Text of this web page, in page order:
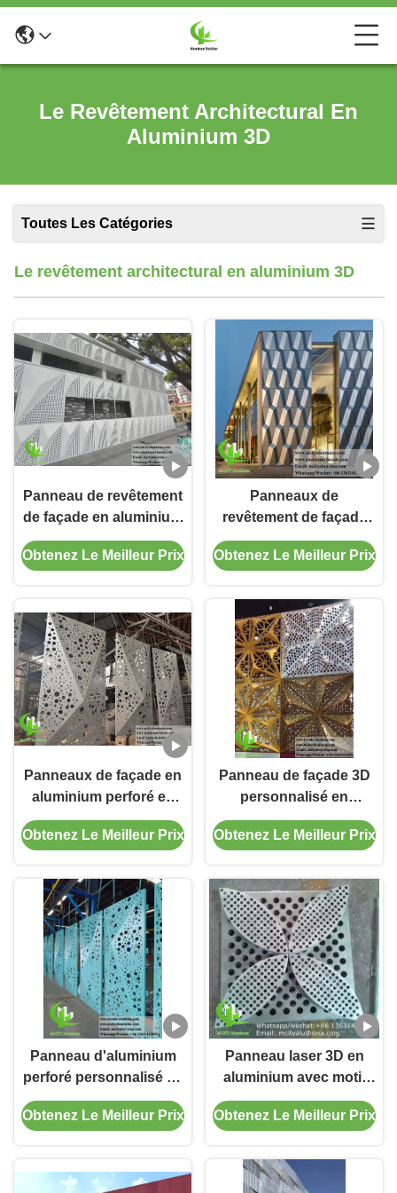
Le Revêtement Architectural En
Aluminium 3D
Toutes Les Catégories
Le revêtement architectural en aluminium 3D
Panneau de revêtement
de façade en aluminium
solide perforé
tridimensionnel
Obtenez Le Meilleur Prix
Panneaux de
revêtement de façade
en aluminium
géométrique 3D pour
Obtenez Le Meilleur Prix
Panneaux de façade en
aluminium perforé en
3D.
Obtenez Le Meilleur Prix
Panneau de façade 3D
personnalisé en
aluminium avec options
de couleur RAL
découpe CNC pour
extérieurs de bâtiments
Obtenez Le Meilleur Prix
Panneau d'aluminium
perforé personnalisé de
forme 3D pour façade
d'hôtel avec surface
Obtenez Le Meilleur Prix
Panneau laser 3D en
aluminium avec motif
paon pour décoration
de hall - Aluminium
1000x2000mm pour
façade
Obtenez Le Meilleur Prix